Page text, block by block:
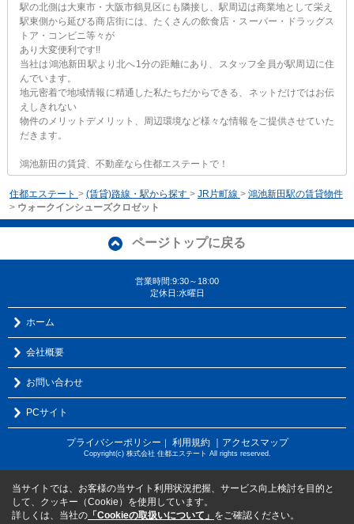
駅の北側は大東市・大阪市鶴見区にも隣接し、駅周辺は商業地として栄え
駅東側から延びる商店街には、たくさんの飲食店・スーパー・ドラッグス
トア・コンビニ等々が
あり大変便利です!!
当社は鴻池新田駅より北へ1分の距離にあり、スタッフ全員が駅周辺に住
んでいます。
地元密着で地域情報に精通した私たちだからできる、ネットだけではお伝
えしきれない
物件のメリットデメリット、周辺環境など様々な情報をご提供させていた
だきます。
鴻池新田の賃貸、不動産なら住都エステートで！
住都エステート > (賃貸)路線・駅から探す > JR片町線 > 鴻池新田駅の賃貸物件
> ウォークインシューズクロゼット
ページトップに戻る
営業時間:9:30～18:00
定休日:水曜日
ホーム
会社概要
お問い合わせ
PCサイト
プライバシーポリシー ｜ 利用規約 ｜アクセスマップ
Copyright(c) 株式会社 住都エステート All rights reserved.
当サイトでは、お客様の当サイト利用状況把握、サービス向上検討を目的と
して、クッキー（Cookie）を使用しています。
詳しくは、当社の 「Cookieの取扱いについて」 をご確認ください。